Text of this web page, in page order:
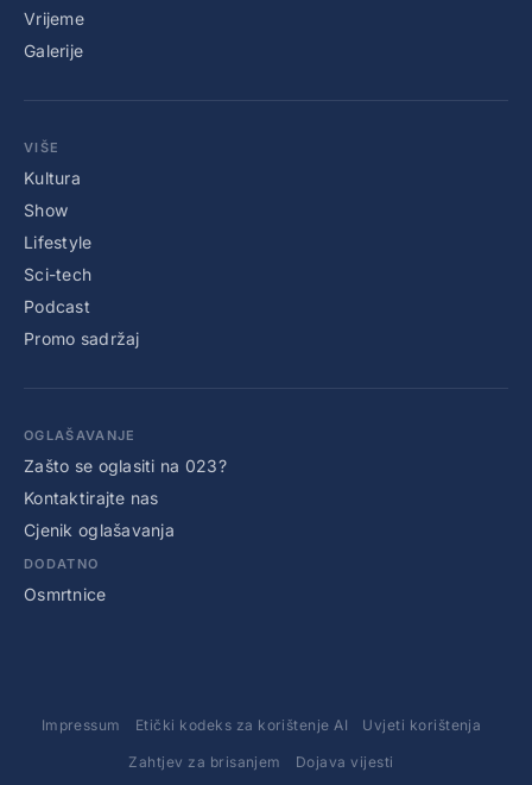
Vrijeme
Galerije
VIŠE
Kultura
Show
Lifestyle
Sci-tech
Podcast
Promo sadržaj
OGLAŠAVANJE
Zašto se oglasiti na 023?
Kontaktirajte nas
Cjenik oglašavanja
DODATNO
Osmrtnice
Impressum Etički kodeks za korištenje AI Uvjeti korištenja
Zahtjev za brisanjem Dojava vijesti